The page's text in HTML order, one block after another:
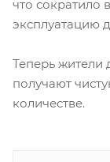
что сократило
эксплуатацию
Теперь жители
получают
количестве.